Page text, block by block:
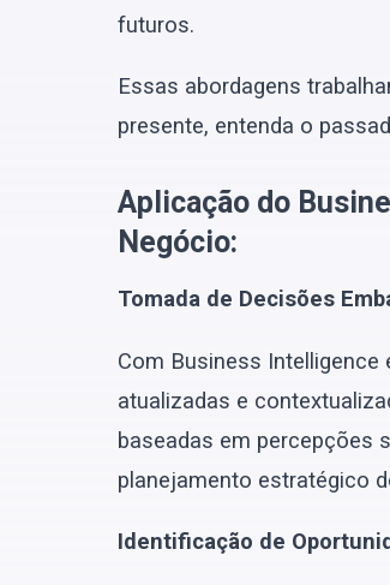
futuros.
Essas abordagens
presente, entenda o
Aplicação do
Negócio:
Tomada de Decisões
Com Business
atualizadas e
baseadas em percepções
planejamento estratégico
Identificação de